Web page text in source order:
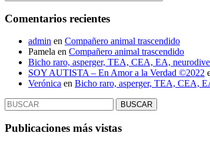
Comentarios recientes
admin en Compañero animal trascendido
Pamela en Compañero animal trascendido
Bicho raro, asperger, TEA, CEA, EA,
SOY AUTISTA – En Amor a la Verdad ©2022
Verónica en Bicho raro, asperger, TEA, CEA,
Buscar:
Publicaciones más vistas